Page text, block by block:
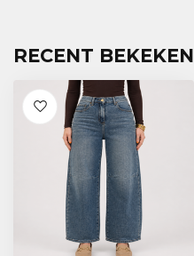
RECENT BEKEKEN